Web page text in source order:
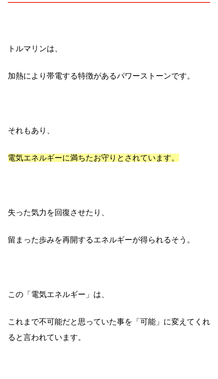
トルマリンは、
加熱により帯電する特徴があるパワーストーンです。
それもあり、
電気エネルギーに満ちたお守りとされています。
失った気力を回復させたり、
留まった歩みを再開するエネルギーが得られるそう。
この「電気エネルギー」は、
これまで不可能だと思っていた事を「可能」に変えてくれ
ると言われています。